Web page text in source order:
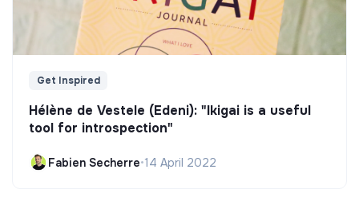
Get Inspired
Hélène de Vestele (Edeni): "Ikigai is a useful
tool for introspection"
Fabien Secherre•14 April 2022